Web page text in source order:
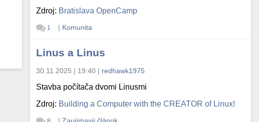
Zdroj: Bratislava OpenCamp
1 | Komunita
Linus a Linus
30.11.2025 | 19:40 | redhawk1975
Stavba počítača dvomi Linusmi
Zdroj: Building a Computer with the CREATOR of Linux!
| Zaujímavý článok